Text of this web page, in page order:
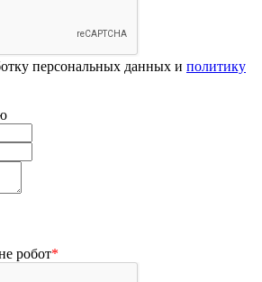
персональных данных и политику
робот*